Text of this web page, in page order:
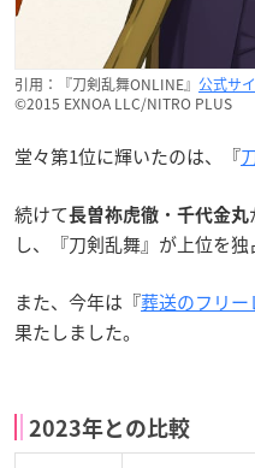
引用：『刀剣乱舞ONLINE』 公式サ
©2015 EXNOA LLC/NITRO PLUS
堂々第1位に輝いたのは、『
続けて長曽祢虎徹 ・ 千代金丸
し、『刀剣乱舞』が上位を独
また、今年は『葬送のフリー
果たしました。
2023年との比較